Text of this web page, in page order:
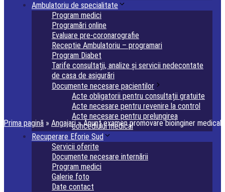
Ambulatoriu de specialitate
Program medici
Programări online
Evaluare pre-coronarografie
Receptie Ambulatoriu – programari
Program Diabet
Tarife consultații, analize și servicii nedecontate
de casa de asigurări
Documente necesare pacientilor
Acte obligatorii pentru consultații gratuite
Acte necesare pentru revenire la control
Acte necesare pentru prelungirea
concediului medical
Recuperare Eforie Sud
Servicii oferite
Documente necesare internării
Program medici
Galerie foto
Date contact
Prima pagină » Angajari »Anunț examen promovare bioinginer medical